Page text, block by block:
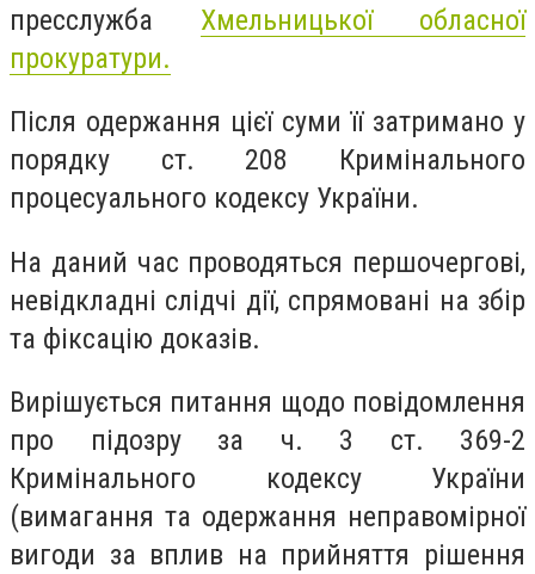
пресслужба Хмельницької обласної
прокуратури.
Після одержання цієї суми її затримано у
порядку ст. 208 Кримінального
процесуального кодексу України.
На даний час проводяться першочергові,
невідкладні слідчі дії, спрямовані на збір
та фіксацію доказів.
Вирішується питання щодо повідомлення
про підозру за ч. 3 ст. 369-2
Кримінального кодексу України
(вимагання та одержання неправомірної
вигоди за вплив на прийняття рішення